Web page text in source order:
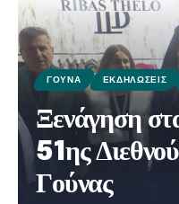
ΓΟΎΝΑ ΕΚΔΗΛΏΣΕΙΣ
Ξενάγηση
51ης
Γούνας